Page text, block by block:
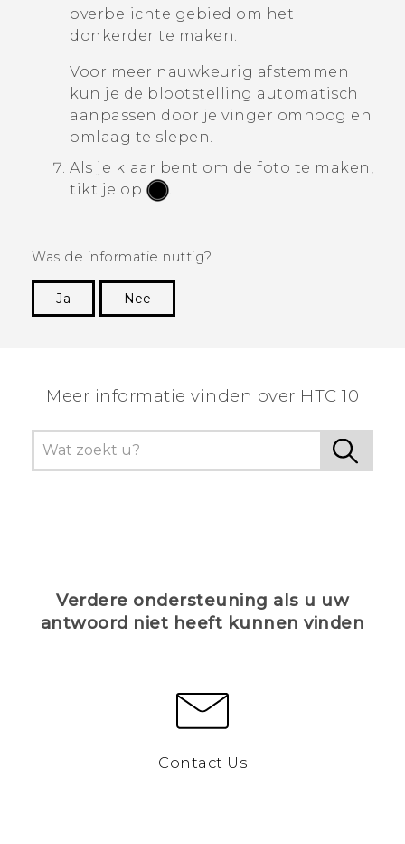
overbelichte gebied om het
donkerder te maken.
Voor meer nauwkeurig afstemmen
kun je de blootstelling automatisch
aanpassen door je vinger omhoog en
omlaag te slepen.
Als je klaar bent om de foto te maken,
tikt je op
.
Was de informatie nuttig?
Ja
Nee
Meer informatie vinden over HTC 10
Verdere ondersteuning als u uw
antwoord niet heeft kunnen vinden
Contact Us